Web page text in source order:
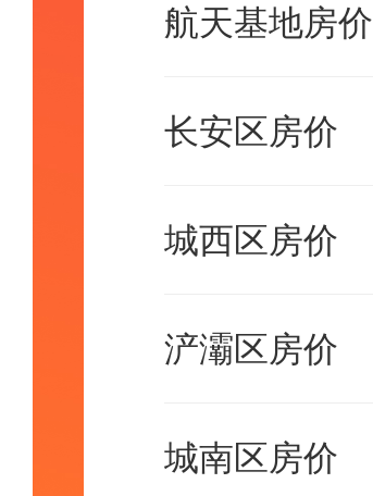
航天基地房价
长安区房价
城西区房价
浐灞区房价
城南区房价